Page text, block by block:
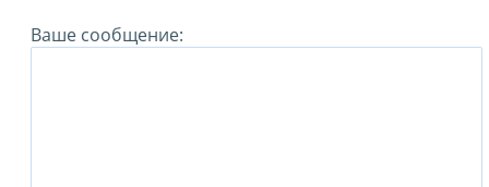
Ваше сообщение: